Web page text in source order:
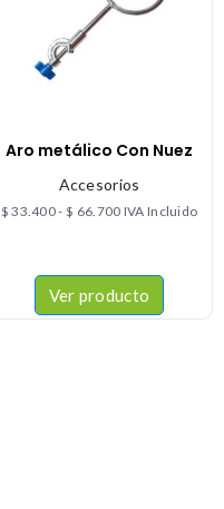
Aro metálico Con Nuez
Accesorios
$ 33.400- $ 66.700 IVA Incluido
Ver producto